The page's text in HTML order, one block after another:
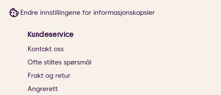
Endre innstillingene for informasjonskapsler
Kundeservice
Kontakt oss
Ofte stiltes spørsmål
Frakt og retur
Angrerett